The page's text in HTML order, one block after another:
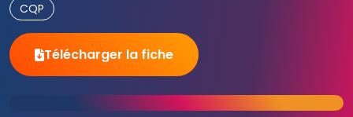
CQP
Télécharger la fiche